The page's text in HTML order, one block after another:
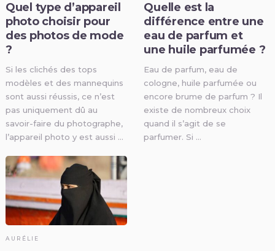
Quel type d’appareil
photo choisir pour
des photos de mode
?
Si les clichés des tops
modèles et des mannequins
sont aussi réussis, ce n’est
pas uniquement dû au
savoir-faire du photographe,
l’appareil photo y est aussi …
Quelle est la
différence entre une
eau de parfum et
une huile parfumée ?
Eau de parfum, eau de
cologne, huile parfumée ou
encore brume de parfum ? Il
existe de nombreux choix
quand il s’agit de se
parfumer. Si …
AURÉLIE